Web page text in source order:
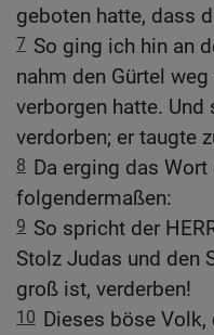
geboten hatte, dass
7 So ging ich hin an
nahm den Gürtel
verborgen hatte. Und
verdorben; er taugte
8 Da erging das
folgendermaßen:
9 So spricht der
Stolz Judas und den
groß ist, verderben!
10 Dieses böse